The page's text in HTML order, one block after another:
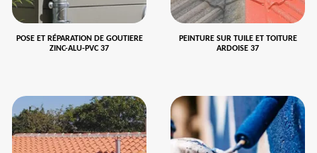
POSE ET RÉPARATION DE GOUTIERE
ZINC-ALU-PVC 37
PEINTURE SUR TUILE ET TOITURE
ARDOISE 37